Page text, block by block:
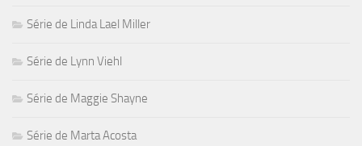
Série de Linda Lael Miller
Série de Lynn Viehl
Série de Maggie Shayne
Série de Marta Acosta